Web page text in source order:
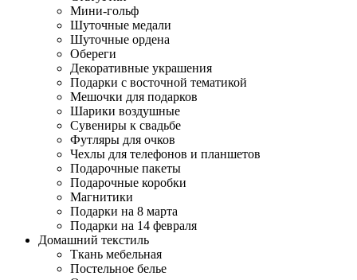
Мини-гольф
Шуточные медали
Шуточные ордена
Обереги
Декоративные украшения
Подарки с восточной тематикой
Мешочки для подарков
Шарики воздушные
Сувениры к свадьбе
Футляры для очков
Чехлы для телефонов и планшетов
Подарочные пакеты
Подарочные коробки
Магнитики
Подарки на 8 марта
Подарки на 14 февраля
Домашний текстиль
Ткань мебельная
Постельное белье